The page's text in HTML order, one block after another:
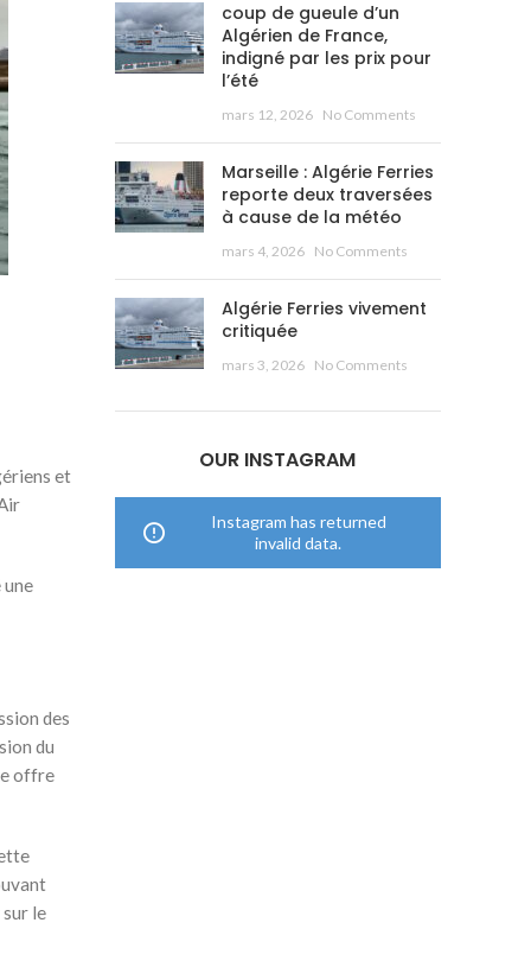
et
des
du
offre
le
coup de gueule d’un
Algérien de France,
indigné par les prix pour
l’été
mars 12, 2026 No Comments
Marseille : Algérie Ferries
reporte deux traversées
à cause de la météo
mars 4, 2026 No Comments
Algérie Ferries vivement
critiquée
mars 3, 2026 No Comments
OUR INSTAGRAM
Instagram has returned
invalid data.